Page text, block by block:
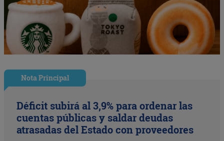
Nota Principal
Déficit subirá al 3,9% para ordenar las
cuentas públicas y saldar deudas
atrasadas del Estado con proveedores